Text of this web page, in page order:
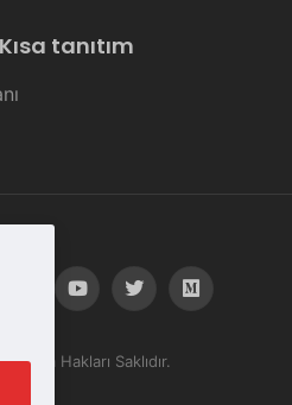
tanıtım
Tüm Hakları Saklıdır.